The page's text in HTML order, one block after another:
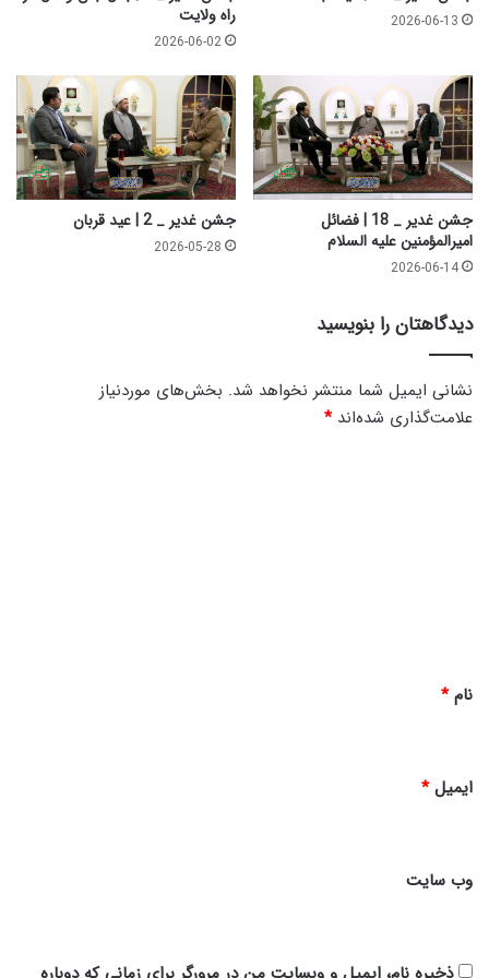
ا
ل
ل
ا
م
ر
ب
ل
م
ل
ا
ئ
ک
_
1
7
2026-06-13
راه ولایت
2026-06-02
جشن غدیر _ 18 | فضائل
امیرالمؤمنین علیه السلام
2026-06-14
جشن غدیر _ 2 | عید قربان
2026-05-28
دیدگاهتان را بنویسید
نشانی ایمیل شما منتشر نخواهد شد. بخش‌های موردنیاز
علامت‌گذاری شده‌اند*
نام*
ایمیل*
وب‌ سایت